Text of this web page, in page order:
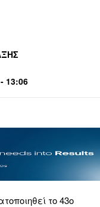
13:06
το 43ο